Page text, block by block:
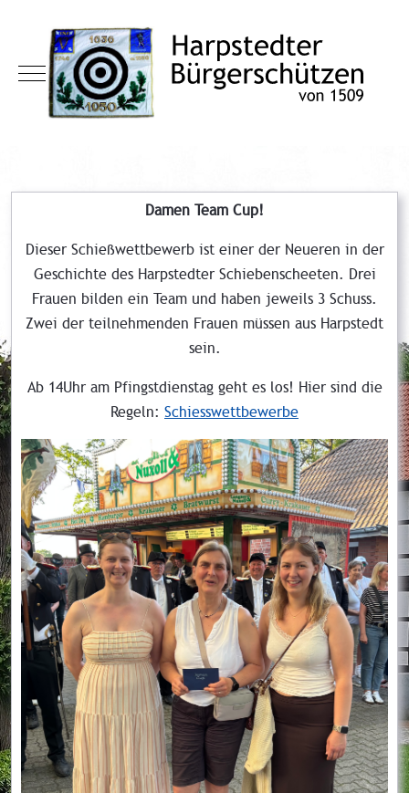
Mobile Menu Toggle
Damen Team Cup!
Dieser Schießwettbewerb ist einer der Neueren in der
Geschichte des Harpstedter Schiebenscheeten. Drei
Frauen bilden ein Team und haben jeweils 3 Schuss.
Zwei der teilnehmenden Frauen müssen aus Harpstedt
sein.
Ab 14Uhr am Pfingstdienstag geht es los! Hier sind die
Regeln: Schiesswettbewerbe